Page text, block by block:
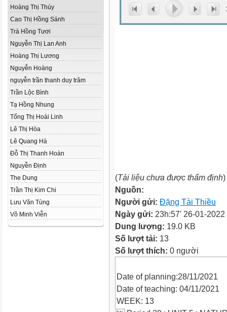
Hoàng Thị Thúy
Cao Thị Hồng Sánh
Trà Hồng Tươi
Nguyễn Thị Lan Anh
Hoàng Thị Lương
Nguyễn Hoàng
nguyễn trần thanh duy trâm
Trần Lộc Bình
Tạ Hồng Nhung
Tống Thị Hoài Linh
Lê Thị Hòa
Lê Quang Hà
Đỗ Thị Thanh Hoàn
Nguyễn Định
The Dung
Trần Thị Kim Chi
Lưu Văn Tùng
Võ Minh Viễn
(Tài liệu chưa được thẩm định)
Nguồn:
Người gửi: Đặng Tài Thiều
Ngày gửi: 23h:57' 26-01-2022
Dung lượng: 19.0 KB
Số lượt tải: 13
Số lượt thích: 0 người
Date of planning:28/11/2021
Date of teaching: 04/11/2021
WEEK: 13